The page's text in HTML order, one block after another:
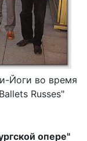
Йоги во время
Russes"
опере"